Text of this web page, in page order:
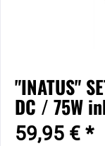
"INATUS"
DC / 75W
59,95 € *